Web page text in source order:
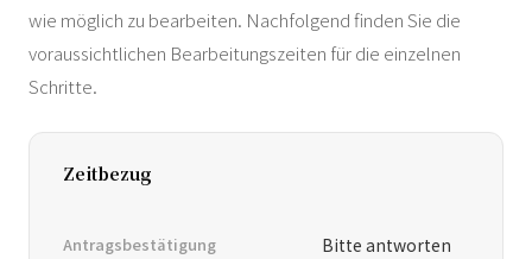
wie möglich zu bearbeiten. Nachfolgend finden Sie die
voraussichtlichen Bearbeitungszeiten für die einzelnen
Schritte.
Zeitbezug
Antragsbestätigung
Bitte antworten